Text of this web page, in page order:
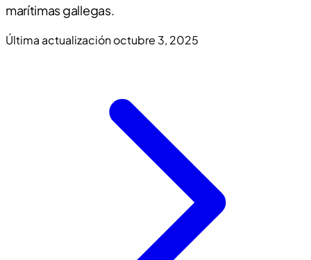
marítimas gallegas.
Última actualización octubre 3, 2025